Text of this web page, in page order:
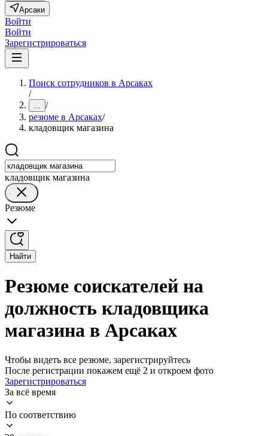
Арсаки
Войти
Войти
Зарегистрироваться
Поиск сотрудников в Арсаках
/
... /
резюме в Арсаках/
кладовщик магазина
кладовщик магазина
Резюме
Найти
Резюме соискателей на
должность кладовщика
магазина в Арсаках
Чтобы видеть все резюме, зарегистрируйтесь
После регистрации покажем ещё 2 и откроем фото
Зарегистрироваться
За всё время
По соответствию